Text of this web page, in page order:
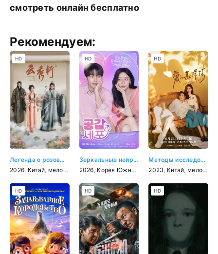
смотреть онлайн бесплатно
Рекомендуем:
Легенда о розовых облаках
2026 Китай мелодрама ,фэнтези
HD
Зеркальные нейроны
2026 Корея Южная мелодрама,фэнтези
HD
Методы исследования любви
2023 Китай мелодрама
HD
HD HD HD